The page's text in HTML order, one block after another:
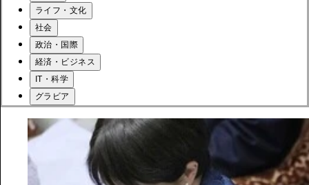
ライフ・文化
社会
政治・国際
経済・ビジネス
IT・科学
グラビア